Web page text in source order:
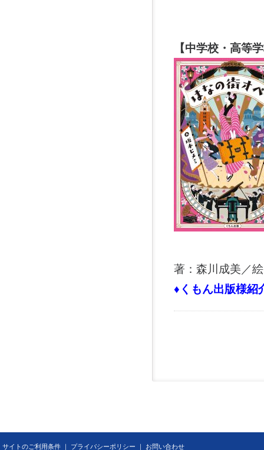
【中学校・高等
著：森川成美／
♦くもん出版様紹
サイトのご利用条件 ｜ プライバシーポリシー ｜ お問い合わせ